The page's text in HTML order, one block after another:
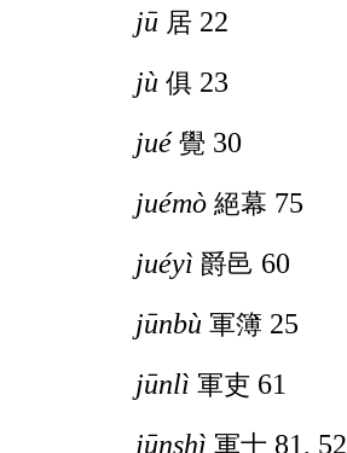
jū 居 22
jù 俱 23
jué 覺 30
juémò 絕幕 75
juéyì 爵邑 60
jūnbù 軍簿 25
jūnlì 軍吏 61
jūnshì 軍士 81, 52